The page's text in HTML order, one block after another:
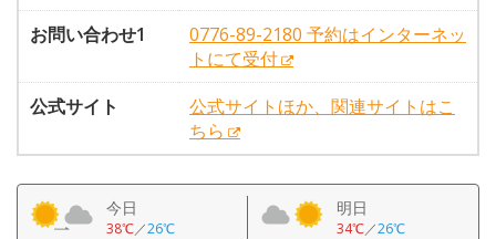
お問い合わせ1
0776-89-2180 予約はインターネッ
トにて受付
公式サイト
公式サイトほか、関連サイトはこ
ちら
今日
38℃／26℃
明日
34℃／26℃